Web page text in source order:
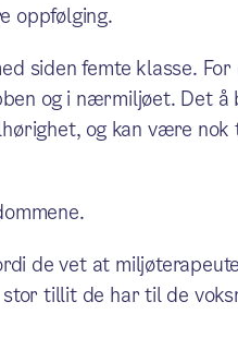
oppfølging.
siden femte klasse.
og i nærmiljøet. Det
og kan være
de vet at
tillit de har til de